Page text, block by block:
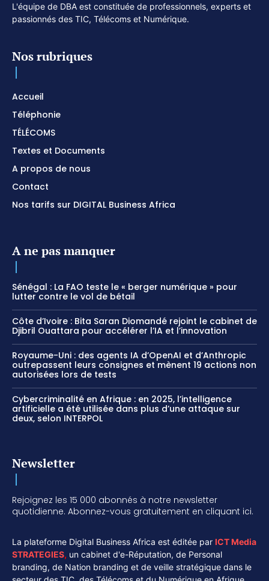
L'équipe de DBA est constituée de professionnels, experts et
passionnés des TIC, Télécoms et Numérique.
Nos rubriques
Accueil
Téléphonie
TÉLÉCOMS
Textes et Documents
A propos de nous
Contact
Nos tarifs sur DIGITAL Business Africa
A ne pas manquer
Sénégal : La FAO teste le « berger numérique » pour
lutter contre le vol de bétail
Côte d’Ivoire : Bita Saran Diomandé rejoint le cabinet de
Djibril Ouattara pour accélérer l’IA et l’innovation
Royaume-Uni : des agents IA d’OpenAI et d’Anthropic
outrepassent leurs consignes et mènent 19 actions non
autorisées lors de tests
Cybercriminalité en Afrique : en 2025, l’intelligence
artificielle a été utilisée dans plus d’une attaque sur
deux, selon INTERPOL
Newsletter
Rejoignez les 15 000 abonnés à notre newsletter
quotidienne. Abonnez-vous gratuitement en cliquant ici.
La plateforme Digital Business Africa est éditée par ICT Media
STRATEGIES, un cabinet d'e-Réputation, de Personal
branding, de Nation branding et de veille stratégique dans le